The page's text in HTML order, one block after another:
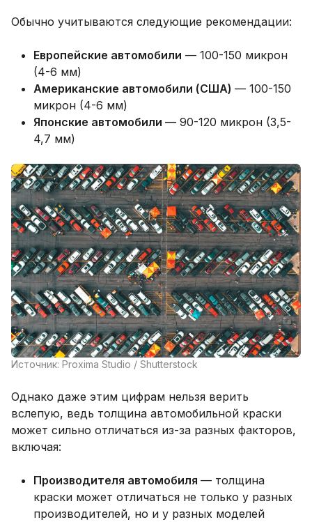
Обычно учитываются следующие рекомендации:
Европейские автомобили — 100-150 микрон
(4-6 мм)
Американские автомобили (США) — 100-150
микрон (4-6 мм)
Японские автомобили — 90-120 микрон (3,5-
4,7 мм)
Источник: Proxima Studio / Shutterstock
Однако даже этим цифрам нельзя верить
вслепую, ведь толщина автомобильной краски
может сильно отличаться из-за разных факторов,
включая:
Производителя автомобиля — толщина
краски может отличаться не только у разных
производителей, но и у разных моделей